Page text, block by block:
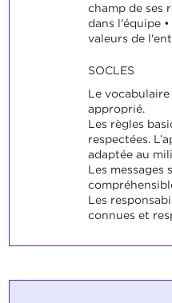
champ de ses
dans l'équipe
valeurs de
SOCLES
Le
approprié.
Les règles
respectées.
adaptée au
Les messages
Les
connues et